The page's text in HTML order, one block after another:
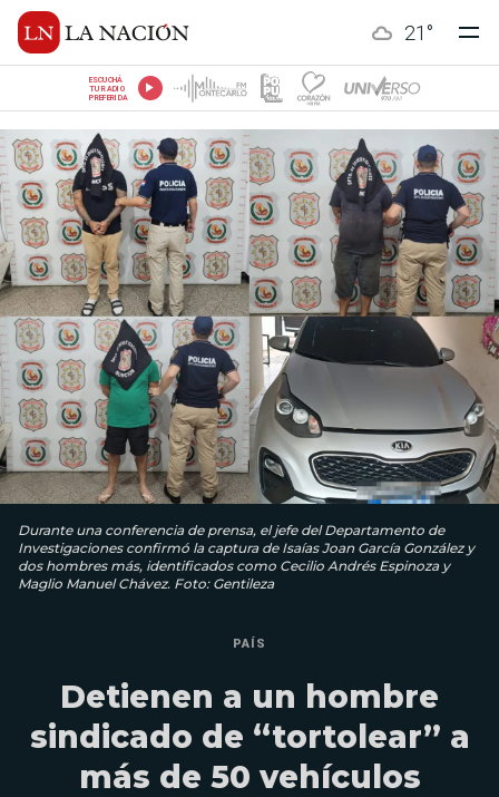
21 °
ESCUCHÁ
TU RADIO
PREFERIDA
Durante una conferencia de prensa, el jefe del Departamento de
Investigaciones confirmó la captura de Isaías Joan García González y
dos hombres más, identificados como Cecilio Andrés Espinoza y
Maglio Manuel Chávez. Foto: Gentileza
PAÍS
Detienen a un hombre
sindicado de “tortolear” a
más de 50 vehículos